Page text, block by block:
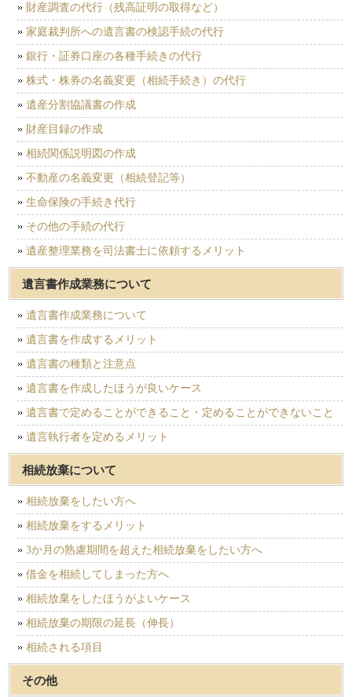
財産調査の代行（残高証明の取得など）
家庭裁判所への遺言書の検認手続の代行
銀行・証券口座の各種手続きの代行
株式・株券の名義変更（相続手続き）の代行
遺産分割協議書の作成
財産目録の作成
相続関係説明図の作成
不動産の名義変更（相続登記等）
生命保険の手続き代行
その他の手続の代行
遺産整理業務を司法書士に依頼するメリット
遺言書作成業務について
遺言書作成業務について
遺言書を作成するメリット
遺言書の種類と注意点
遺言書を作成したほうが良いケース
遺言書で定めることができること・定めることができないこと
遺言執行者を定めるメリット
相続放棄について
相続放棄をしたい方へ
相続放棄をするメリット
3か月の熟慮期間を超えた相続放棄をしたい方へ
借金を相続してしまった方へ
相続放棄をしたほうがよいケース
相続放棄の期限の延長（伸長）
相続される項目
その他